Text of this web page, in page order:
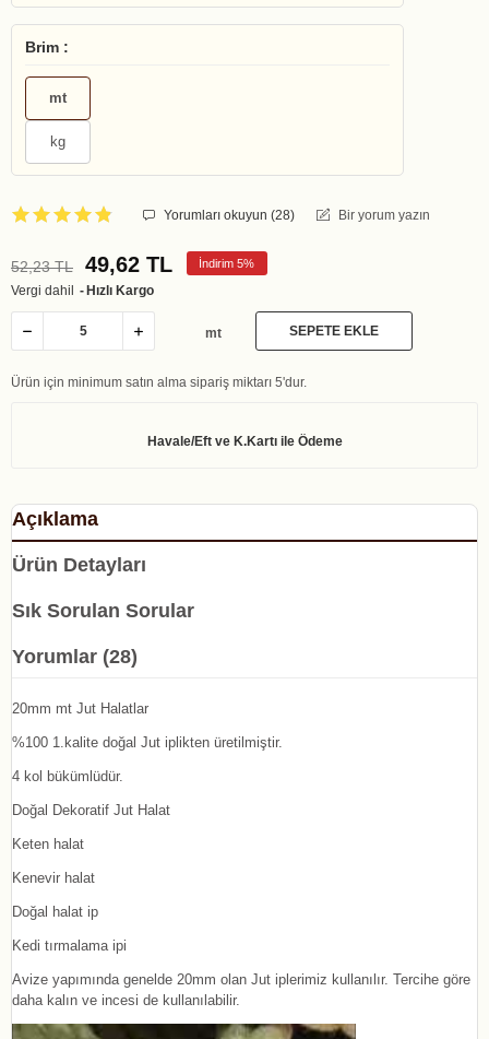
Brim :
mt
kg
Yorumları okuyun (28) Bir yorum yazın
52,23 TL 49,62 TL İndirim 5%
Vergi dahil Hızlı Kargo
mt SEPETE EKLE
Ürün için minimum satın alma sipariş miktarı 5'dur.
Açıklama
Ürün Detayları
Sık Sorulan Sorular
Yorumlar (28)
20mm mt Jut Halatlar
%100 1.kalite doğal Jut iplikten üretilmiştir.
4 kol bükümlüdür.
Doğal Dekoratif Jut Halat
Keten halat
Kenevir halat
Doğal halat ip
Kedi tırmalama ipi
Avize yapımında genelde 20mm olan Jut iplerimiz kullanılır. Tercihe göre
daha kalın ve incesi de kullanılabilir.